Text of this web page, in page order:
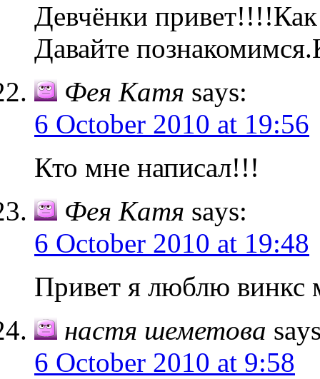
Девчёнки
Давайте
Фея Катя says:
6 October 2010 at 19:56
Кто мне написал!!!
Фея Катя says:
6 October 2010 at 19:48
Привет я люблю винкс
настя шеметова
6 October 2010 at 9:58